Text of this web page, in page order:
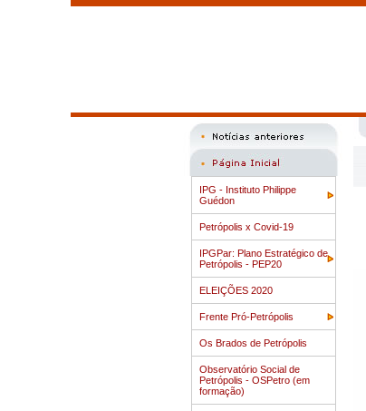
IPG - Instituto Philippe
Guédon
Petrópolis x Covid-19
IPGPar: Plano Estratégico de
Petrópolis - PEP20
ELEIÇÕES 2020
Frente Pró-Petrópolis
Os Brados de Petrópolis
Observatório Social de
Petrópolis - OSPetro (em
formação)